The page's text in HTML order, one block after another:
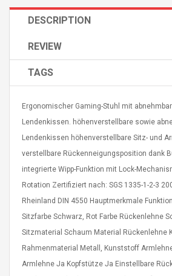
Jasper
Strands,
Hole:
15.7"
Color
Wall
Adapter
Charge
$ 1.72
High
Tetris
Plus 6s 7
Phone
Consoles
IPhone
$ 11.43
Zdm 24
DESCRIPTION
REVIEW
TAGS
Ergonomischer Gaming-Stuhl mit
Lendenkissen. höhenverstellbare sowie
Lendenkissen höhenverstellbare Sitz- und
verstellbare Rückenneigungsposition dank
integrierte Wipp-Funktion mit Lock-
Rotation Zertifiziert nach: SGS 1335-1-2-3
Rheinland DIN 4550 Hauptmerkmale
Sitzfarbe Schwarz, Rot Farbe Rückenlehne
Sitzmaterial Schaum Material Rückenlehne
Rahmenmaterial Metall, Kunststoff
Armlehne Ja Kopfstütze Ja Einstellbare